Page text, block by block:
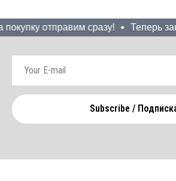
отправим сразу! Теперь
Subscribe /